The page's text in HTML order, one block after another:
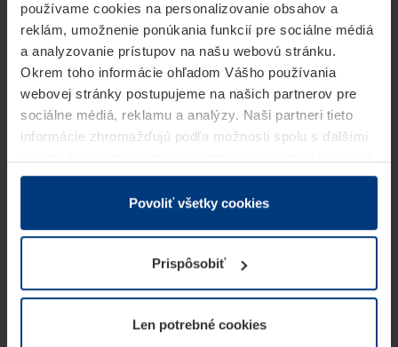
používame cookies na personalizovanie obsahov a
reklám, umožnenie ponúkania funkcií pre sociálne médiá
a analyzovanie prístupov na našu webovú stránku.
Okrem toho informácie ohľadom Vášho používania
webovej stránky postupujeme na našich partnerov pre
sociálne médiá, reklamu a analýzy. Naši partneri tieto
informácie zhromažďujú podľa možnosti spolu s ďalšími
v rámci Vášho využívania služieb.
Z právneho hľadiska môžeme cookies ukladať na Vašom
prevádzku tejto stránky. Pre všetky ostatné typy cookie
potrebujeme Vaše povolenie. Vaše povolenie môžete
kedykoľvek zmeniť alebo odvolať vo vysvetlení cookie
našej webovej stránky.
Povoliť všetky cookies
Prispôsobiť
Len potrebné cookies